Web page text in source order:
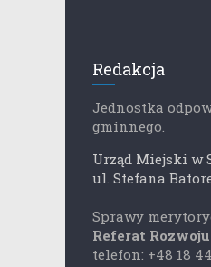
Redakcja
Jednostka
gminnego.
Urząd Miejski w
ul. Stefana
Sprawy
Referat
telefon: +48 18